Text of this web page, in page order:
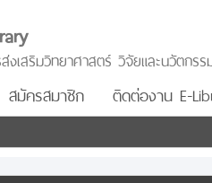
เสริมวิทยาศาสตร์ วิจัยและนวัตกร
สมัครสมาชิก ติดต่องาน E-